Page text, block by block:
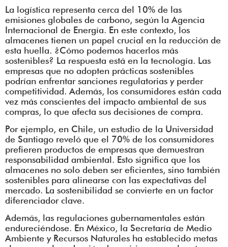
La logística representa cerca del 10% de las
emisiones globales de carbono, según la Agencia
Internacional de Energía. En este contexto, los
almacenes tienen un papel crucial en la reducción de
esta huella. ¿Cómo podemos hacerlos más
sostenibles? La respuesta está en la tecnología. Las
empresas que no adopten prácticas sostenibles
podrían enfrentar sanciones regulatorias y perder
competitividad. Además, los consumidores están cada
vez más conscientes del impacto ambiental de sus
compras, lo que afecta sus decisiones de compra.
Por ejemplo, en Chile, un estudio de la Universidad
de Santiago reveló que el 70% de los consumidores
prefieren productos de empresas que demuestran
responsabilidad ambiental. Esto significa que los
almacenes no solo deben ser eficientes, sino también
sostenibles para alinearse con las expectativas del
mercado. La sostenibilidad se convierte en un factor
diferenciador clave.
Además, las regulaciones gubernamentales están
endureciéndose. En México, la Secretaría de Medio
Ambiente y Recursos Naturales ha establecido metas